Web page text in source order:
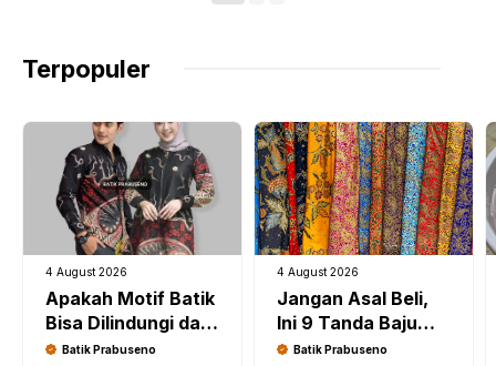
Terpopuler
4 August 2026
Apakah Motif Batik
Bisa Dilindungi dari
Plagiarisme Digital?
Batik Prabuseno
4 August 2026
Jangan Asal Beli,
Ini 9 Tanda Baju
Batik Berkualitas
Batik Prabuseno